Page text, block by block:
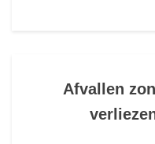
Afvallen